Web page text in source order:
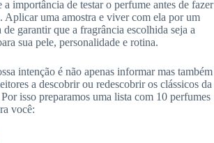
importância de testar o perfume antes de fazer
Aplicar uma amostra e viver com ela por um
garantir que a fragrância escolhida seja a
sua pele, personalidade e rotina.
intenção é não apenas informar mas também
a descobrir ou redescobrir os clássicos da
isso preparamos uma lista com 10 perfumes
você: